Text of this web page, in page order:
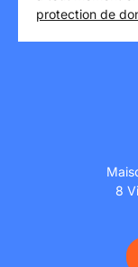
protection de
8